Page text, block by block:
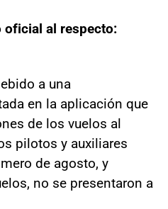
oficial al respecto:
a una
en la aplicación que
de los vuelos al
pilotos y auxiliares
de agosto, y
no se presentaron a